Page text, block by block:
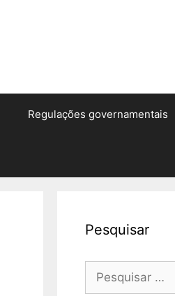
Regulações governamentais
Pesquisar
Pesquisar